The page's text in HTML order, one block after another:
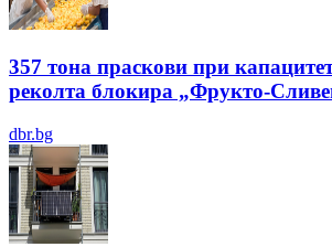
357 тона праскови при
реколта блокира „Фрукто-
dbr.bg